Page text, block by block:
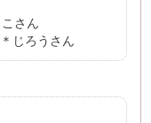
さん
じろうさん